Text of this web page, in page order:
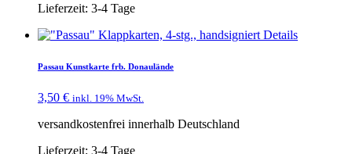
Lieferzeit: 3-4 Tage
Details
Passau Kunstkarte frb. Donaulände
3,50 € inkl. 19% MwSt.
versandkostenfrei innerhalb Deutschland
Lieferzeit: 3-4 Tage